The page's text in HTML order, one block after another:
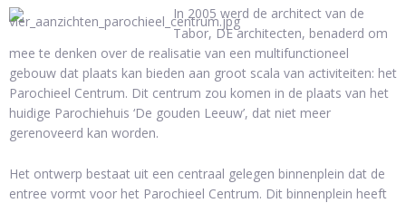
In 2005 werd de architect van de
Tabor, DE architecten, benaderd om
mee te denken over de realisatie van een multifunctioneel
gebouw dat plaats kan bieden aan groot scala van activiteiten: het
Parochieel Centrum. Dit centrum zou komen in de plaats van het
huidige Parochiehuis ‘De gouden Leeuw’, dat niet meer
gerenoveerd kan worden.
Het ontwerp bestaat uit een centraal gelegen binnenplein dat de
entree vormt voor het Parochieel Centrum. Dit binnenplein heeft